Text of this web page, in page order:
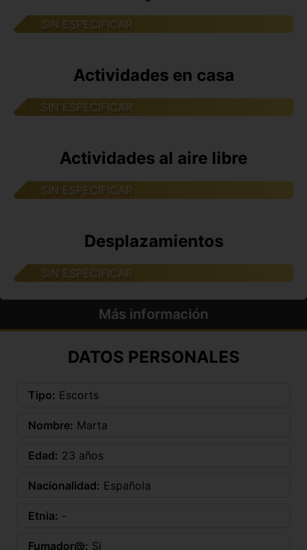
SIN ESPECIFICAR
Actividades en casa
SIN ESPECIFICAR
Actividades al aire libre
SIN ESPECIFICAR
Desplazamientos
SIN ESPECIFICAR
Más información
DATOS PERSONALES
Tipo: Escorts
Nombre: Marta
Edad: 23 años
Nacionalidad: Española
Etnia: -
Fumador@: Si